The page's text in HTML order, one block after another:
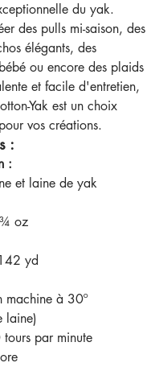
du yak.
des pulls mi-saison, des
élégants, des
ou encore des plaids
et facile d'entretien,
Yak est un choix
vos créations.
:
:
et laine de yak
oz
yd
machine à 30º
laine)
par minute